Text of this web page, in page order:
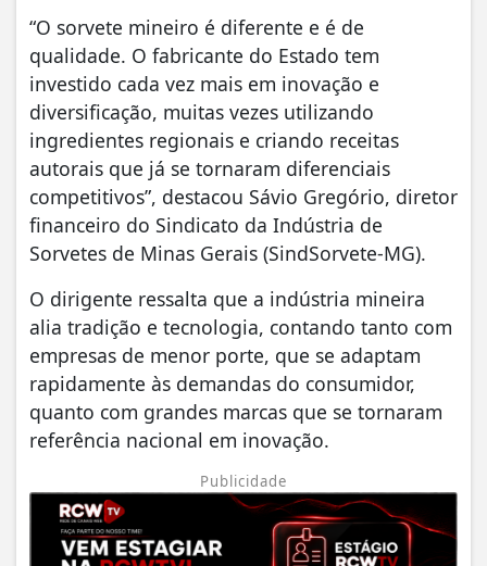
“O sorvete mineiro é diferente e é de
qualidade. O fabricante do Estado tem
investido cada vez mais em inovação e
diversificação, muitas vezes utilizando
ingredientes regionais e criando receitas
autorais que já se tornaram diferenciais
competitivos”, destacou Sávio Gregório, diretor
financeiro do Sindicato da Indústria de
Sorvetes de Minas Gerais (SindSorvete-MG).
O dirigente ressalta que a indústria mineira
alia tradição e tecnologia, contando tanto com
empresas de menor porte, que se adaptam
rapidamente às demandas do consumidor,
quanto com grandes marcas que se tornaram
referência nacional em inovação.
Publicidade